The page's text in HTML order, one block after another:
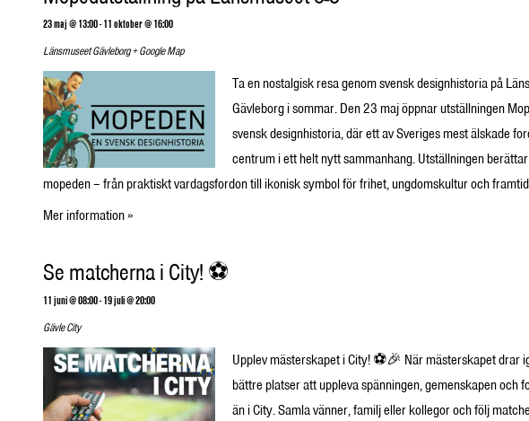
23 maj @ 13:00-11 oktober @ 16:00
Länsmuseet Gävleborg+ Google Map
Ta en nostalgisk resa genom svensk designhistoria på
Gävleborg i sommar. Den 23 maj öppnar utställningen
svensk designhistoria, där ett av Sveriges mest älskade
centrum i ett helt nytt sammanhang. Utställningen
mopeden – från praktiskt vardagsfordon till ikonisk symbol för frihet, ungdomskultur och
Mer information »
Se matcherna i City! ⚽
11 juni @ 08:00-19 juli @ 20:00
Gävle City
Upplev mästerskapet i City! ⚽🎉 När mästerskapet drar
bättre platser att uppleva spänningen, gemenskapen och
än i City. Samla vänner, familj eller kollegor och följ